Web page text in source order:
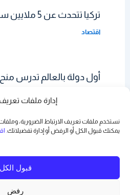
إدارة ملفات تعريف
نستخدم ملفات تعريف الارتباط الضرورية،
يمكنك قبول الكل أو الرفض أوإدارة تفضيلاتك.
قبول الكل
رفض
تركيا تتحدث عن 5 ملايين سائح روسي
اقتصاد
أول دولة بالعالم تدرس